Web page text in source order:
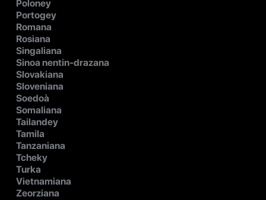
Poloney
Portogey
Romana
Rosiana
Singaliana
Sinoa nentin-drazana
Slovakiana
Sloveniana
Soedoà
Somaliana
Tailandey
Tamila
Tanzaniana
Tcheky
Turka
Vietnamiana
Zeorziana